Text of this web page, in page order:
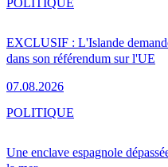
EXCLUSIF : L'Islande
dans son référendum sur l'UE
07.08.2026
Une enclave espagnole
POLITIQUE